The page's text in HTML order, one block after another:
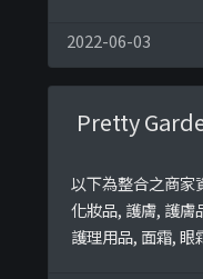
https://
2022-06-03
Pretty
以下為整合之商家
化妝品, 護膚, 護膚
護理用品, 面霜, 眼